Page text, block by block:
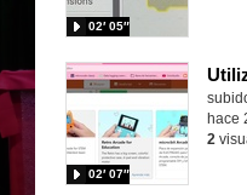
02′ 05″
02′ 07″
hace
2